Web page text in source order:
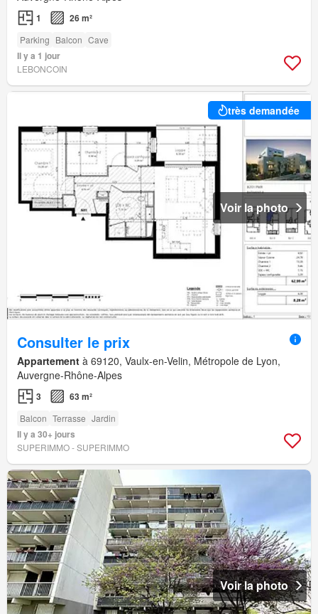
1 26 m²
Parking Balcon Cave
Il y a 1 jour
LEBONCOIN
très demandée
Voir la photo
Consulter le prix
Appartement à 69120, Vaulx-en-Velin, Métropole de Lyon,
Auvergne-Rhône-Alpes
3 63 m²
Balcon Terrasse Jardin
Il y a 30+ jours
SUPERIMMO - SUPERIMMO
Voir la photo